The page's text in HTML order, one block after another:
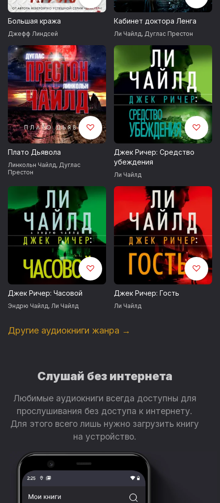
All rights reserved
© Н. А. Кудашева, перевод, 2011
© Издание на русском языке, оформление.
ООО «Издательская Группа
„Азбука-Аттикус“», 2019
Издательство АЗБУКА®
Большая кража
Джефф Линдсей
Кабинет доктора Ленга
Ли Чайлд, Дуглас Престон
Плато Дьявола
Линкольн Чайлд, Дуглас
Престон
Джек Ричер: Средство
убеждения
Ли Чайлд
Джек Ричер: Часовой
Эндрю Чайлд, Ли Чайлд
Джек Ричер: Гость
Ли Чайлд
Другие аудиокниги жанра →
Слушай без интернета
Любимые аудиокниги всегда доступны для
прослушивания без доступа к интернету.
Для этого всего лишь нужно загрузить книгу
на устройство.